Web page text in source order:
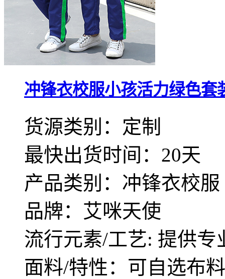
冲锋衣校服小孩活力绿色套
货源类别：定制
最快出货时间：20天
产品类别：冲锋衣校服
品牌：艾咪天使
流行元素/工艺: 提供专
面料/特性：可自选布料